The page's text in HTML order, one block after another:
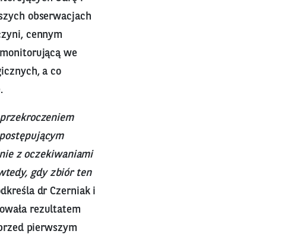
obserwacjach
cennym
we
a co
z oczekiwaniami
gdy zbiór ten
dr Czerniak i
rezultatem
pierwszym